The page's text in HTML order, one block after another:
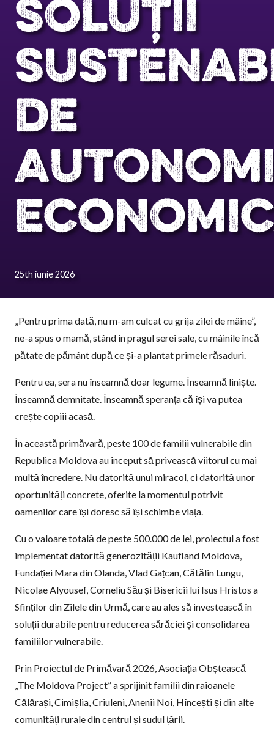
SOLUȚII
DE
25th iunie 2026
„Pentru prima dată, nu m-am culcat cu grija zilei de mâine”,
ne-a spus o mamă, stând în pragul serei sale, cu mâinile încă
pătate de pământ după ce și-a plantat primele răsaduri.
Pentru ea, sera nu înseamnă doar legume. Înseamnă liniște.
Înseamnă demnitate. Înseamnă speranța că își va putea
crește copiii acasă.
În această primăvară, peste 100 de familii vulnerabile din
Republica Moldova au început să privească viitorul cu mai
multă încredere. Nu datorită unui miracol, ci datorită unor
oportunități concrete, oferite la momentul potrivit
oamenilor care își doresc să își schimbe viața.
Cu o valoare totală de peste 500.000 de lei, proiectul a fost
implementat datorită generozității Kaufland Moldova,
Fundației Mara din Olanda, Vlad Gațcan, Cătălin Lungu,
Nicolae Alyousef, Corneliu Său și Bisericii lui Isus Hristos a
Sfinților din Zilele din Urmă, care au ales să investească în
soluții durabile pentru reducerea sărăciei și consolidarea
familiilor vulnerabile.
Prin Proiectul de Primăvară 2026, Asociația Obștească
„The Moldova Project” a sprijinit familii din raioanele
Călărași, Cimișlia, Criuleni, Anenii Noi, Hîncești și din alte
comunități rurale din centrul și sudul țării.